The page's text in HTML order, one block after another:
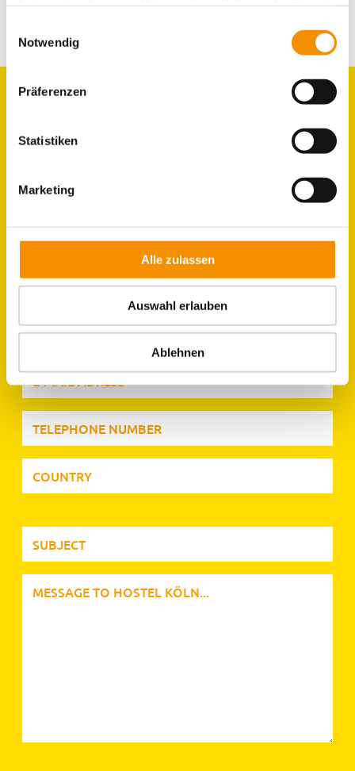
Notwendig
Präferenzen
Statistiken
Marketing
Alle zulassen
Auswahl erlauben
Ablehnen
email
LOCATION &